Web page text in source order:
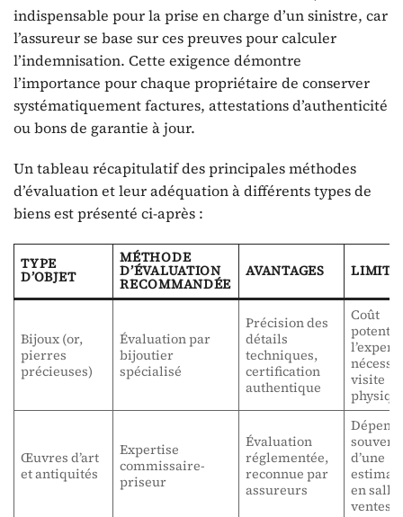
indispensable pour la prise en charge d’un sinistre, car
l’assureur se base sur ces preuves pour calculer
l’indemnisation. Cette exigence démontre
l’importance pour chaque propriétaire de conserver
systématiquement factures, attestations d’authenticité
ou bons de garantie à jour.
Un tableau récapitulatif des principales méthodes
d’évaluation et leur adéquation à différents types de
biens est présenté ci-après :
TYPE
D’OBJET
MÉTHODE
D’ÉVALUATION
RECOMMANDÉE
AVANTAGES
Bijoux (or,
pierres
précieuses)
Évaluation par
bijoutier
spécialisé
Précision des
détails
techniques,
certification
authentique
Coût
visite
Œuvres d’art
et antiquités
Expertise
commissaire-
priseur
Évaluation
réglementée,
reconnue par
assureurs
Dépend
souvent
d’une
en salle
ventes